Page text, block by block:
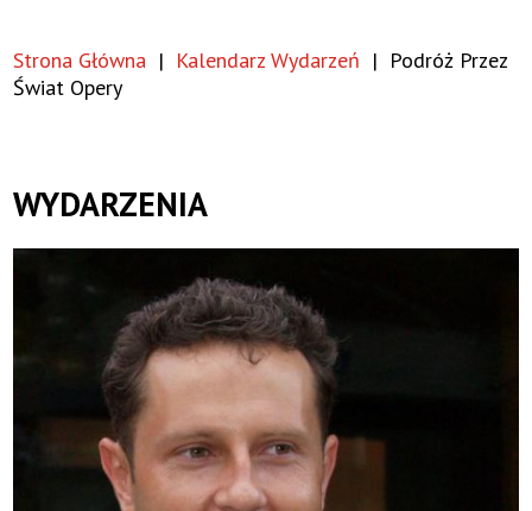
Symfoniczna
Ścieżka
Strona Główna Kalendarz Wydarzeń
Podróż Przez
Świat Opery
WYDARZENIA